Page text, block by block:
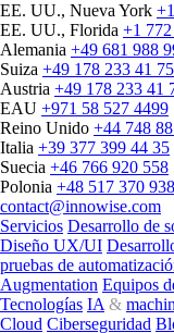
EE. UU., Nueva York
EE. UU., Florida +1
Alemania +49 681 988
Suiza +49 178 233 41 75
Austria +49 178 233 41
EAU +971 58 527 4499
Reino Unido +44 748
Italia +39 377 399 44 35
Suecia +46 766 920 558
Polonia +48 517 370 938
contact@innowise.com
Servicios Desarrollo de
Diseño UX/UI
pruebas de
Augmentation Equipos
Tecnologías IA &
Cloud Ciberseguridad